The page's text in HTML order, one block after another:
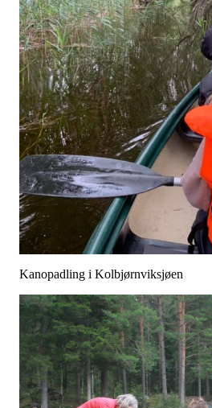
Kanopadling i Kolbjørnviksjøen